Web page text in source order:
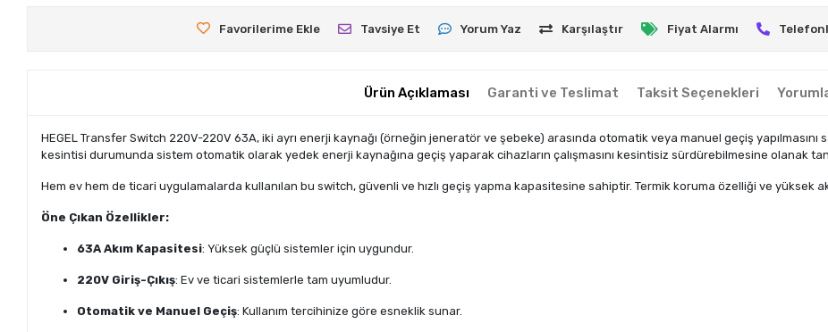
Favorilerime Ekle Tavsiye Et Yorum Yaz Karşılaştır Fiyat Alarmı
Ürün Açıklaması Garanti ve Teslimat Taksit Seçenekleri
HEGEL Transfer Switch 220V-220V 63A, iki ayrı enerji kaynağı (örneğin jeneratör ve şebeke) arasında otomatik veya manuel geçiş
kesintisi durumunda sistem otomatik olarak yedek enerji kaynağına geçiş yaparak cihazların çalışmasını kesintisiz sürdürebilmesine olanak
Hem ev hem de ticari uygulamalarda kullanılan bu switch, güvenli ve hızlı geçiş yapma kapasitesine sahiptir. Termik koruma özelliği ve yüksek
Öne Çıkan Özellikler:
63A Akım Kapasitesi: Yüksek güçlü sistemler için uygundur.
220V Giriş-Çıkış: Ev ve ticari sistemlerle tam uyumludur.
Otomatik ve Manuel Geçiş: Kullanım tercihinize göre esneklik sunar.